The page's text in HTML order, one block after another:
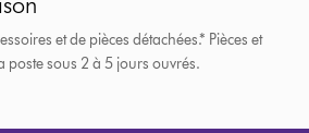
et de pièces détachées.* Pièces et
poste sous 2 à 5 jours ouvrés.